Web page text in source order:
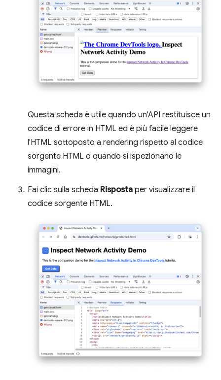
Questa scheda è utile quando un'API restituisce un
codice di errore in HTML ed è più facile leggere
l'HTML sottoposto a rendering rispetto al codice
sorgente HTML o quando si ispezionano le
immagini.
Fai clic sulla scheda Risposta per visualizzare il
codice sorgente HTML.